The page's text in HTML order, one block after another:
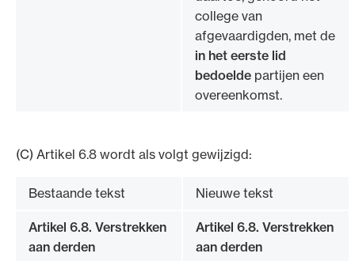
college van
afgevaardigden, met de
in het eerste lid
bedoelde partijen een
overeenkomst.
(C) Artikel 6.8 wordt als volgt gewijzigd:
Bestaande tekst Nieuwe tekst
Artikel 6.8. Verstrekken
aan derden
Artikel 6.8. Verstrekken
aan derden